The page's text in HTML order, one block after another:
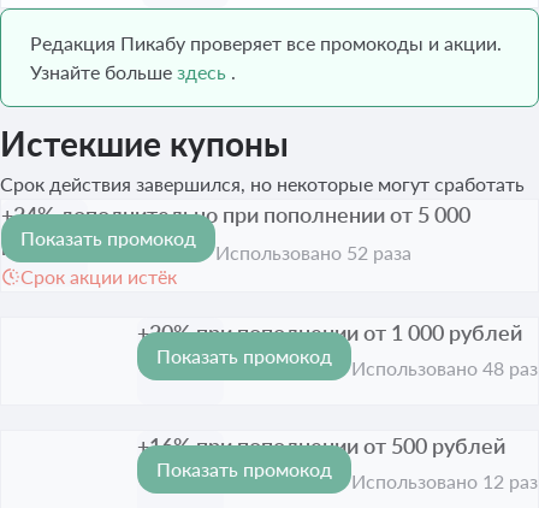
Редакция Пикабу проверяет все промокоды и акции.
Узнайте больше здесь .
Истекшие купоны
Срок действия завершился, но некоторые могут сработать
+24% дополнительно при пополнении от 5 000
рублей
Срок акции истёк
Показать промокод
Использовано 52 раза
+20% при пополнении от 1 000 рублей
Срок акции истёк
Показать промокод
Использовано 48 раз
+16% при пополнении от 500 рублей
Срок акции истёк
Показать промокод
Использовано 12 раз